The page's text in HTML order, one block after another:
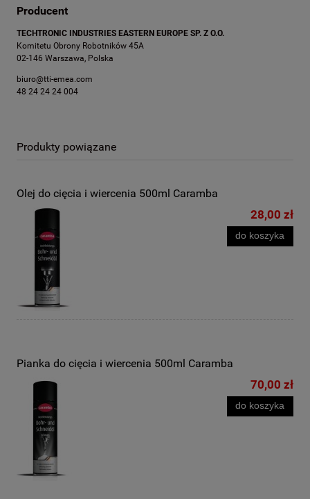
Producent
TECHTRONIC INDUSTRIES EASTERN EUROPE SP. Z O.O.
Komitetu Obrony Robotników 45A
02-146 Warszawa, Polska
biuro@tti-emea.com
48 24 24 24 004
Produkty powiązane
Olej do cięcia i wiercenia 500ml Caramba
28,00 zł
do koszyka
Pianka do cięcia i wiercenia 500ml Caramba
70,00 zł
do koszyka